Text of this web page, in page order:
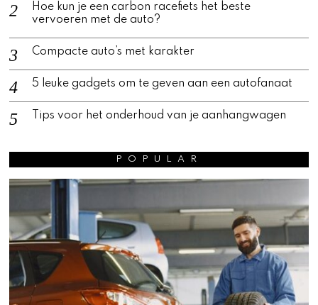
Hoe kun je een carbon racefiets het beste
vervoeren met de auto?
Compacte auto’s met karakter
5 leuke gadgets om te geven aan een autofanaat
Tips voor het onderhoud van je aanhangwagen
POPULAR